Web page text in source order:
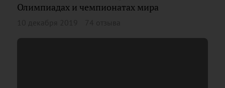
Олимпиадах и чемпионатах мира